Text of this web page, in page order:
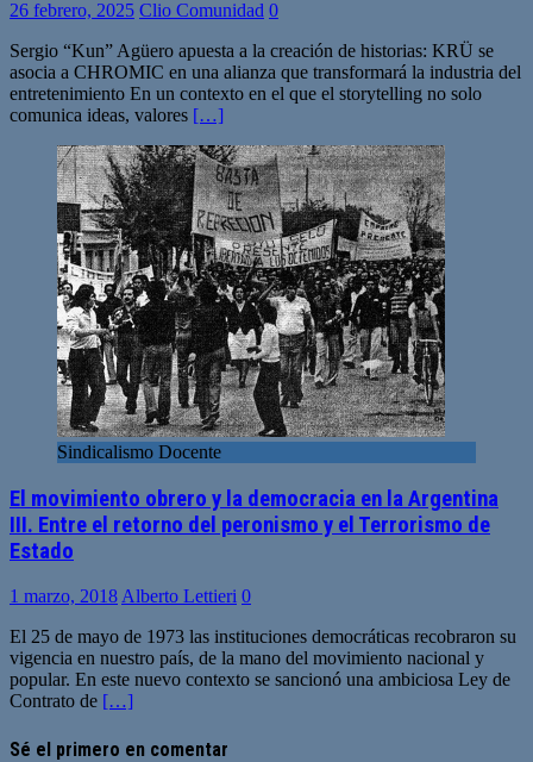
26 febrero, 2025 Clio Comunidad 0
Sergio “Kun” Agüero apuesta a la creación de historias: KRÜ se
asocia a CHROMIC en una alianza que transformará la industria del
entretenimiento En un contexto en el que el storytelling no solo
comunica ideas, valores […]
Sindicalismo Docente
El movimiento obrero y la democracia en la Argentina
III. Entre el retorno del peronismo y el Terrorismo de
Estado
1 marzo, 2018Alberto Lettieri 0
El 25 de mayo de 1973 las instituciones democráticas recobraron su
vigencia en nuestro país, de la mano del movimiento nacional y
popular. En este nuevo contexto se sancionó una ambiciosa Ley de
Contrato de […]
Sé el primero en comentar